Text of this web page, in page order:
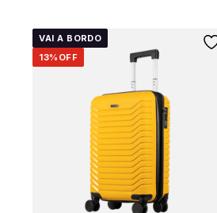
VAI A BORDO
13% OFF